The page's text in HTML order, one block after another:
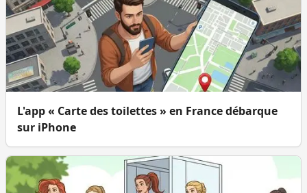
L'app « Carte des toilettes » en France débarque
sur iPhone